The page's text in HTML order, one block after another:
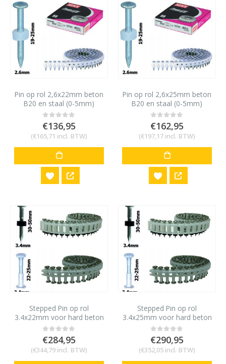
Pin op rol 2,6x22mm beton
B20 en staal (0-5mm)
HN25 (1000st)
0out of 5
€136,95
(€165,71 incl. BTW)
Pin op rol 2,6x25mm beton
B20 en staal (0-5mm)
HN25 (1000st)
0out of 5
€162,95
(€197,17 incl. BTW)
Stepped Pin op rol
3.4x22mm voor hard beton
en staal 10mm HN120
(1000st)
0out of 5
€284,95
(€344,79 incl. BTW)
Stepped Pin op rol
3.4x25mm voor hard beton
en staal 10mm HN120
(1000st)
0out of 5
€290,95
(€352,05 incl. BTW)